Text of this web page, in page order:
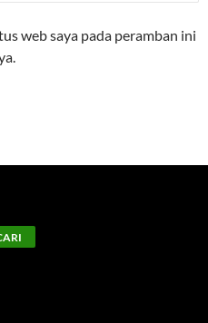
web saya pada peramban ini